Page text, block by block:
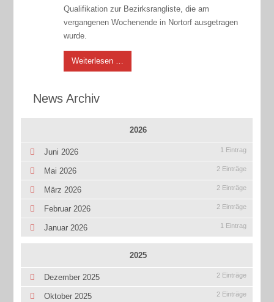
Qualifikation zur Bezirksrangliste, die am
vergangenen Wochenende in Nortorf ausgetragen
wurde.
Weiterlesen …
News Archiv
2026
Juni 2026 1 Eintrag
Mai 2026 2 Einträge
März 2026 2 Einträge
Februar 2026 2 Einträge
Januar 2026 1 Eintrag
2025
Dezember 2025 2 Einträge
Oktober 2025 2 Einträge